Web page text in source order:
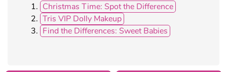
Christmas Time: Spot the Difference
Tris VIP Dolly Makeup
Find the Differences: Sweet Babies